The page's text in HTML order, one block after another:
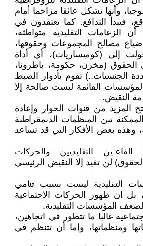
وأنها تشكل عائقا مزاحما أمام
فيبدأ التدافع. كما يعتقدون في
أن الزعامات التقليدية متواطئة،
مصالح المجموعات وحقوقها،
إلى (كوميساريات)، أي أداة
(مخزن، حكومة، باطرونا،
الجنسيات..) تقوم بأدوار الضبط
فالمؤسسات القائمة ليست صالحة إلا
النقيض.
المزيد من قنوات الحوار وإعادة
بين المنظمات الديمقراطية
وهذه بعض الأفكار التي قد تساعد
التقليديين والحركات
لن تفيد إلا النقيض الرئيسي
التقليدية ليست بسبب تنامي
بل ان ظهور الحركات الاجتماعية
المؤسسات التقليدية.
غالبا ما تتطور في اتجاهين،
ومنظماتها، وإما أن تتنظم في